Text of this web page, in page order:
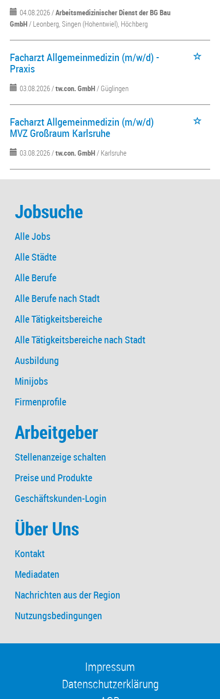
04.08.2026 /Arbeitsmedizinischer Dienst der BG Bau
GmbH/ Leonberg, Singen (Hohentwiel), Höchberg
Facharzt Allgemeinmedizin (m/w/d) -
Praxis
03.08.2026 /tw.con. GmbH/ Güglingen
Facharzt Allgemeinmedizin (m/w/d)
MVZ Großraum Karlsruhe
03.08.2026 /tw.con. GmbH/ Karlsruhe
Jobsuche
Alle Jobs
Alle Städte
Alle Berufe
Alle Berufe nach Stadt
Alle Tätigkeitsbereiche
Alle Tätigkeitsbereiche nach Stadt
Ausbildung
Minijobs
Firmenprofile
Arbeitgeber
Stellenanzeige schalten
Preise und Produkte
Geschäftskunden-Login
Über Uns
Kontakt
Mediadaten
Nachrichten aus der Region
Nutzungsbedingungen
Impressum
Datenschutzerklärung